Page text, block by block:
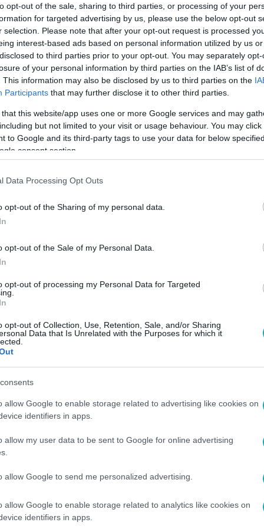
opt-out of the sale, sharing to third parties, or processing of your
for targeted advertising by us, please use the below opt-out
selection. Please note that after your opt-out request is processed
interest-based ads based on personal information utilized by us
to third parties prior to your opt-out. You may separately
of your personal information by third parties on the IAB’s list of
This information may also be disclosed by us to third parties on the
Participants that may further disclose it to other third parties.
that this website/app uses one or more Google services and may
but not limited to your visit or usage behaviour. You may
to Google and its third-party tags to use your data for below
consent section.
Data Processing Opt Outs
opt-out of the Sharing of my personal data.
opt-out of the Sale of my Personal Data.
opt-out of processing my Personal Data for Targeted
opt-out of Collection, Use, Retention, Sale, and/or Sharing
Data that Is Unrelated with the Purposes for which it
allow Google to enable storage related to advertising like cookies on
identifiers in apps.
allow my user data to be sent to Google for online advertising
allow Google to send me personalized advertising.
allow Google to enable storage related to analytics like cookies on
identifiers in apps.
még a japán nyelvtől sem retten vissza
a The Floor, ahol a játékosok közül kilencen még
Zoltán a műsorvezetés mellett tesz egy kisebb kitekintést
jelöltjeinek az előző győztesnek,
a jelölteket Balogh Levente kölcsönadta Keserű
három csapaton is kifogtak. Zsuzsit, Pétert és Andit
hétre. A többieknek viszont még bizonyítaniuk kell.
kölcsönadja Az álommeló jelöltjeit
részében feltűnik az első évad győztese, Keserű
teljesítenie, amivel csalódást okoznak Balogh
fogott Cápát a SunCity BBQ
ajánlatot fogadtak el a Cápák között 9. részében.
ezúttal a játékgépeket építő Pirategamest, az olasz
fogászati konzultációs platformként üzemelő eDentint,
RTL üzleti showműsorában.
játékosai tudták csak legyőzni a híd